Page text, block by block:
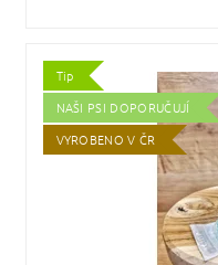
Tip
NAŠI PSI DOPORUČUJÍ
VYROBENO V ČR